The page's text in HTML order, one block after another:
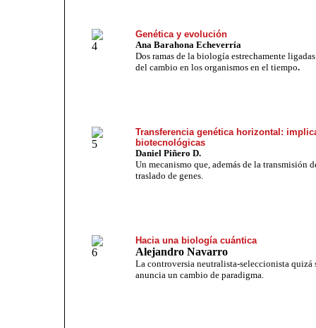
Genética y evolución
Ana Barahona Echeverría
Dos ramas de la biología estrechamente
del cambio en los organismos en el tiempo.
Transferencia genética horizontal:
biotecnológicas
Daniel Piñero D.
Un mecanismo que, además de la transmisión
traslado de genes.
Hacia una biología cuántica
Alejandro Navarro
La controversia neutralista-seleccionista quizá
anuncia un cambio de paradigma.